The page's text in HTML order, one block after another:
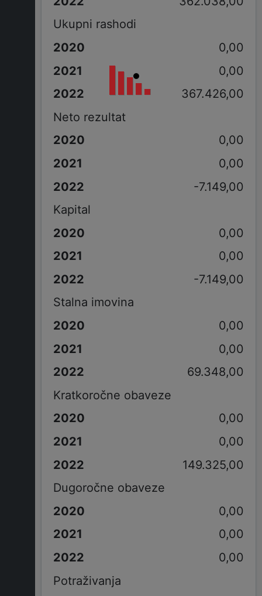
Ukupni rashodi
0,00
0,00
367.426,00
Neto rezultat
0,00
0,00
-7.149,00
Kapital
0,00
0,00
-7.149,00
Stalna imovina
0,00
0,00
69.348,00
Kratkoročne obaveze
0,00
0,00
149.325,00
Dugoročne obaveze
0,00
0,00
0,00
Potraživanja